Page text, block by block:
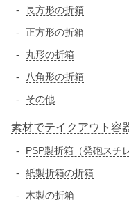
長方形の折箱
正方形の折箱
丸形の折箱
八角形の折箱
その他
素材でテイクアウト容
PSP製折箱（発砲スチ
紙製折箱の折箱
木製の折箱